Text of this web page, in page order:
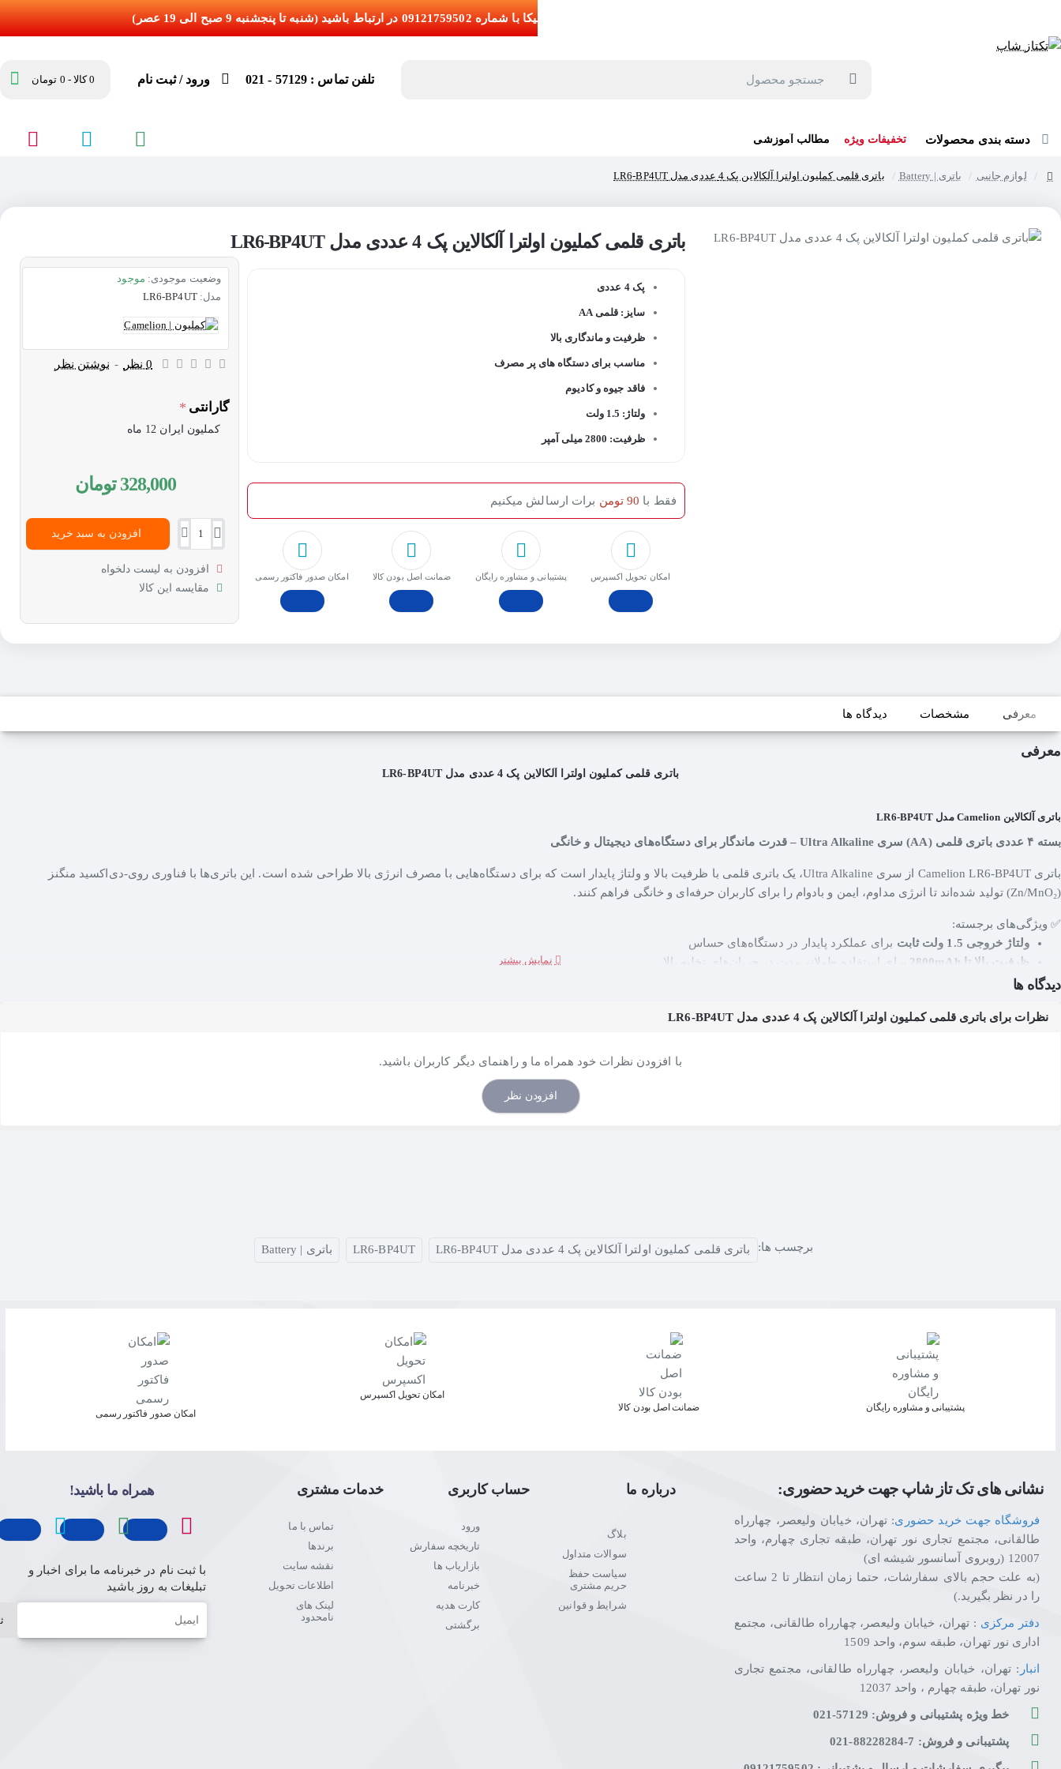
تلفن تماس : 57129 - 021 ورود / ثبت نام 0 کالا - 0 تومان
دسته بندی محصولات تخفیفات ویژه مطالب آموزشی
لوازم جانبی باتری | Battery باتری قلمی کملیون اولترا آلکالاین پک 4 عددی مدل LR6-BP4UT
باتری قلمی کملیون اولترا آلکالاین پک 4 عددی مدل LR6-BP4UT
پک 4 عددی
سایز: قلمی AA
ظرفیت و ماندگاری بالا
مناسب برای دستگاه های پر مصرف
فاقد جیوه و کادیوم
ولتاژ: 1.5 ولت
ظرفیت: 2800 میلی آمپر
امکان تحویل اکسپرس پشتیبانی و مشاوره رایگان ﺿﻤﺎﻧﺖ اﺻﻞ ﺑﻮدن ﮐﺎﻟﺎ امکان صدور فاکتور رسمی
فقط با 90 تومن برات ارسالش میکنیم
وضعیت موجودی: موجود
مدل: LR6-BP4UT
0 نظر - نوشتن نظر
گارانتی
کملیون ایران 12 ماه
328,000 تومان
افزودن به سبد خرید
افزودن به لیست دلخواه
مقایسه این کالا
معرفی مشخصات دیدگاه ها
معرفی
باتری قلمی کملیون اولترا آلکالاین پک 4 عددی مدل LR6-BP4UT
باتری آلکالاین Camelion مدل LR6-BP4UT
بسته ۴ عددی باتری قلمی (AA) سری Ultra Alkaline – قدرت ماندگار برای دستگاه‌های دیجیتال و خانگی
باتری Camelion LR6-BP4UT از سری Ultra Alkaline، یک باتری قلمی با ظرفیت بالا و ولتاژ پایدار است که برای دستگاه‌هایی با مصرف انرژی بالا طراحی شده است. این باتری‌ها با فناوری روی-دی‌اکسید منگنز
(Zn/MnO₂) تولید شده‌اند تا انرژی مداوم، ایمن و بادوام را برای کاربران حرفه‌ای و خانگی فراهم کنند.
✅ ویژگی‌های برجسته:
ولتاژ خروجی 1.5 ولت ثابت
برای عملکرد پایدار در دستگاه‌های حساس
ظرفیت بالا تا 2800mAh
برای استفاده طولانی‌مدت در جریان‌های تخلیه بالا
مناسب برای دستگاه‌های پرمصرف
نشت بسیار پایین و ماندگاری تا ۱۰ سال در شرایط نگهداری مناسب
دیدگاه ها
نظرات برای باتری قلمی کملیون اولترا آلکالاین پک 4 عددی مدل LR6-BP4UT
با افزودن نظرات خود همراه ما و راهنمای دیگر کاربران باشید.
افزودن نظر
برچسب ها: باتری قلمی کملیون اولترا آلکالاین پک 4 عددی مدل LR6-BP4UT LR6-BP4UT باتری | Battery
پشتیبانی و مشاوره رایگان ﺿﻤﺎﻧﺖ اﺻﻞ ﺑﻮدن ﮐﺎﻟﺎ
اﻣﮑﺎن ﺗﺤﻮﯾﻞ اﮐﺴﭙﺮس
امکان صدور فاکتور رسمی
نشانی های تک تاز شاپ جهت خرید حضوری:
فروشگاه جهت خرید حضوری: تهران، خیابان ولیعصر، چهارراه
طالقانی، مجتمع تجاری نور تهران، طبقه تجاری چهارم، واحد
12007 (روبروی آسانسور شیشه ای)
(به علت حجم بالای سفارشات، حتما زمان انتظار تا 2 ساعت
را در نظر بگیرید.)
دفتر مرکزی : تهران، خیابان ولیعصر، چهارراه طالقانی، مجتمع
اداری نور تهران، طبقه سوم، واحد 1509
انبار : تهران، خیابان ولیعصر، چهارراه طالقانی، مجتمع تجاری
نور تهران، طبقه چهارم ، واحد 12037
خط ویژه پشتیبانی و فروش: 57129-021
پشتیبانی و فروش: 7-88228284-021
درباره ما
بلاگ
سوالات متداول
سیاست حفظ
حریم مشتری
شرایط و قوانین
حساب کاربری
ورود
تاریخچه سفارش
بازاریاب ها
خبرنامه
کارت هدیه
برگشتی
خدمات مشتری
تماس با ما
برندها
نقشه سایت
اطلاعات تحویل
لینک های
نامحدود
همراه ما باشید!
با ثبت نام در خبرنامه ما برای اخبار و
تبلیغات به روز باشید
ایمیل